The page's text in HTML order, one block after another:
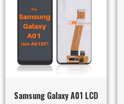
Samsung Galaxy A01 LCD